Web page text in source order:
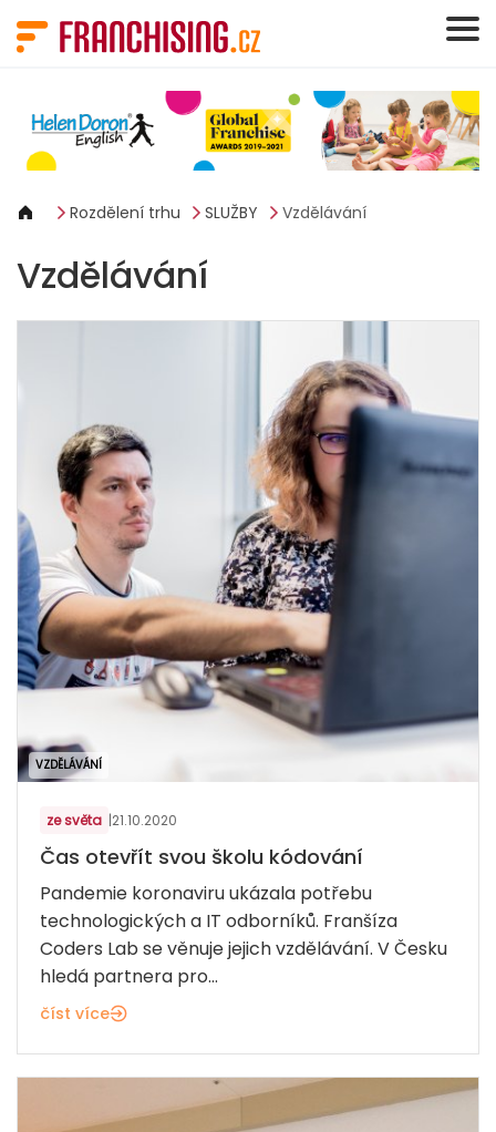
Rozdělení trhu SLUŽBY Vzdělávání
Vzdělávání
VZDĚLÁVÁNÍ
ze světa |21.10.2020
Čas otevřít svou školu kódování
Pandemie koronaviru ukázala potřebu
technologických a IT odborníků. Franšíza
Coders Lab se věnuje jejich vzdělávání. V Česku
hledá partnera pro...
číst více